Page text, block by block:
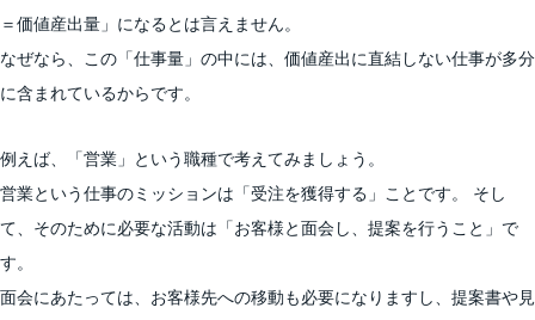
＝価値産出量」になるとは言えません。
なぜなら、この「仕事量」の中には、価値産出に直結しない仕事が多分
に含まれているからです。
例えば、「営業」という職種で考えてみましょう。
営業という仕事のミッションは「受注を獲得する」ことです。 そし
て、そのために必要な活動は「お客様と面会し、提案を行うこと」で
す。
面会にあたっては、お客様先への移動も必要になりますし、提案書や見